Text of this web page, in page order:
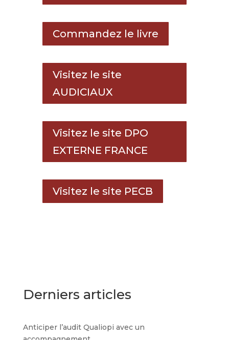
Commandez le livre
Visitez le site
AUDICIAUX
Visitez le site DPO
EXTERNE FRANCE
Visitez le site PECB
Derniers articles
Anticiper l’audit Qualiopi avec un